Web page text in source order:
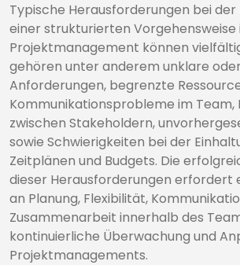
Typische Herausforderungen bei der
einer strukturierten Vorgehensweise
Projektmanagement können
gehören unter anderem unklare
Anforderungen, begrenzte
Kommunikationsprobleme im Team,
zwischen Stakeholdern,
sowie Schwierigkeiten bei der
Zeitplänen und Budgets. Die
dieser Herausforderungen erfordert
an Planung, Flexibilität,
Zusammenarbeit innerhalb des
kontinuierliche Überwachung und
Projektmanagements.